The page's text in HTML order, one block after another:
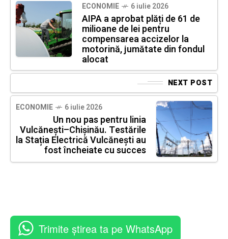
ECONOMIE 6 iulie 2026
AIPA a aprobat plăți de 61 de
milioane de lei pentru
compensarea accizelor la
motorină, jumătate din fondul
alocat
NEXT POST
ECONOMIE 6 iulie 2026
Un nou pas pentru linia
Vulcănești–Chișinău. Testările
la Stația Electrică Vulcănești au
fost încheiate cu succes
Trimite știrea ta pe WhatsApp